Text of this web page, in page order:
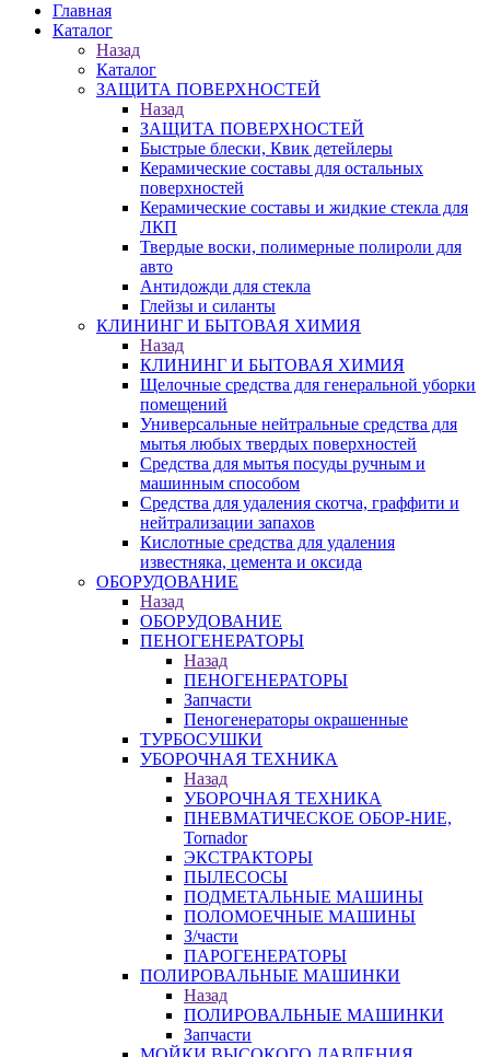
Главная
Каталог
Назад
Каталог
ЗАЩИТА ПОВЕРХНОСТЕЙ
Назад
ЗАЩИТА ПОВЕРХНОСТЕЙ
Быстрые блески, Квик детейлеры
Керамические составы для остальных
поверхностей
Керамические составы и жидкие стекла для
ЛКП
Твердые воски, полимерные полироли для
авто
Антидожди для стекла
Глейзы и силанты
КЛИНИНГ И БЫТОВАЯ ХИМИЯ
Назад
КЛИНИНГ И БЫТОВАЯ ХИМИЯ
Щелочные средства для генеральной уборки
помещений
Универсальные нейтральные средства для
мытья любых твердых поверхностей
Средства для мытья посуды ручным и
машинным способом
Средства для удаления скотча, граффити и
нейтрализации запахов
Кислотные средства для удаления
известняка, цемента и оксида
ОБОРУДОВАНИЕ
Назад
ОБОРУДОВАНИЕ
ПЕНОГЕНЕРАТОРЫ
Назад
ПЕНОГЕНЕРАТОРЫ
Запчасти
Пеногенераторы окрашенные
ТУРБОСУШКИ
УБОРОЧНАЯ ТЕХНИКА
Назад
УБОРОЧНАЯ ТЕХНИКА
ПНЕВМАТИЧЕСКОЕ ОБОР-НИЕ,
Tornador
ЭКСТРАКТОРЫ
ПЫЛЕСОСЫ
ПОДМЕТАЛЬНЫЕ МАШИНЫ
ПОЛОМОЕЧНЫЕ МАШИНЫ
З/части
ПАРОГЕНЕРАТОРЫ
ПОЛИРОВАЛЬНЫЕ МАШИНКИ
Назад
ПОЛИРОВАЛЬНЫЕ МАШИНКИ
Запчасти